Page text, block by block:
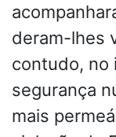
deram-lhes
contudo, no
segurança
mais